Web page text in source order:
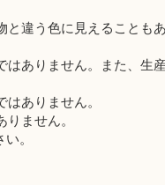
違う色に見えることもあ
ありません。また、生
ありません。
ません。
。